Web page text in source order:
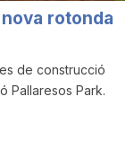
rotonda
de construcció
Pallaresos Park.